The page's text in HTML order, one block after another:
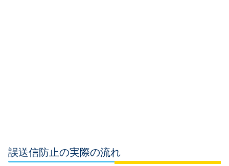
誤送信防止の実際の流れ